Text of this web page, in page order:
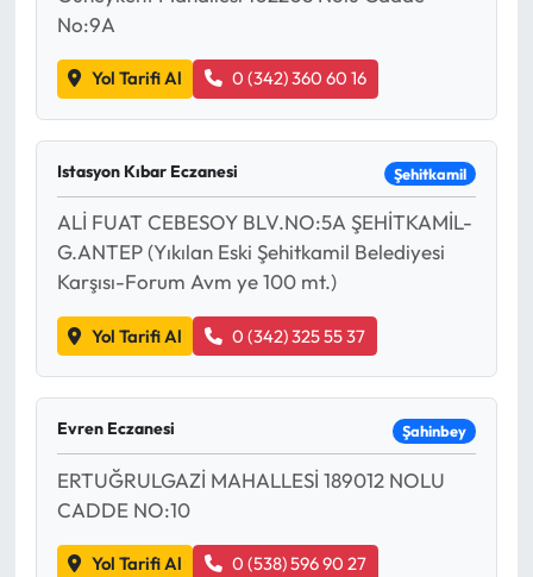
No:9A
Yol Tarifi Al 0 (342) 360 60 16
Istasyon Kıbar Eczanesi Şehitkamil
ALİ FUAT CEBESOY BLV.NO:5A ŞEHİTKAMİL-
G.ANTEP (Yıkılan Eski Şehitkamil Belediyesi
Karşısı-Forum Avm ye 100 mt.)
Yol Tarifi Al 0 (342) 325 55 37
Evren Eczanesi Şahinbey
ERTUĞRULGAZİ MAHALLESİ 189012 NOLU
CADDE NO:10
Yol Tarifi Al 0 (538) 596 90 27